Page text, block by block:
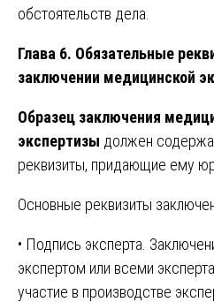
обстоятельств дела.
Глава 6. Обязательные
заключении медицинской
Образец заключения
экспертизы должен
реквизиты, придающие ему
Основные реквизиты
• Подпись эксперта.
экспертом или всеми
участие в производстве